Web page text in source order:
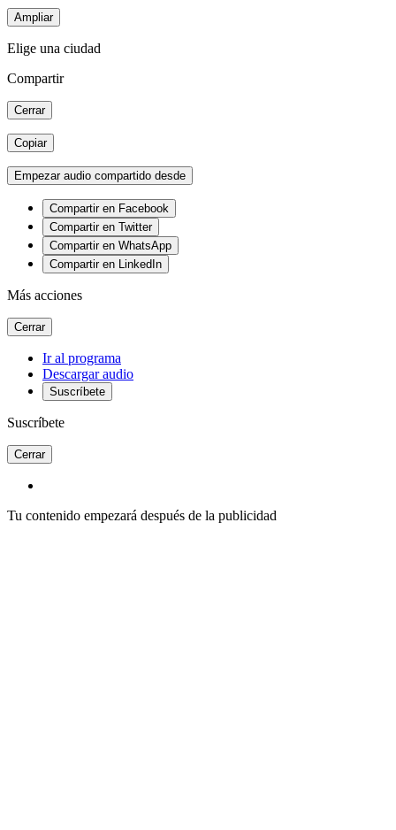
Ampliar
Elige una ciudad
Compartir
Cerrar
Copiar
Empezar audio compartido desde
Compartir en Facebook
Compartir en Twitter
Compartir en WhatsApp
Compartir en LinkedIn
Más acciones
Cerrar
Ir al programa
Descargar audio
Suscríbete
Suscríbete
Cerrar
Tu contenido empezará después de la publicidad